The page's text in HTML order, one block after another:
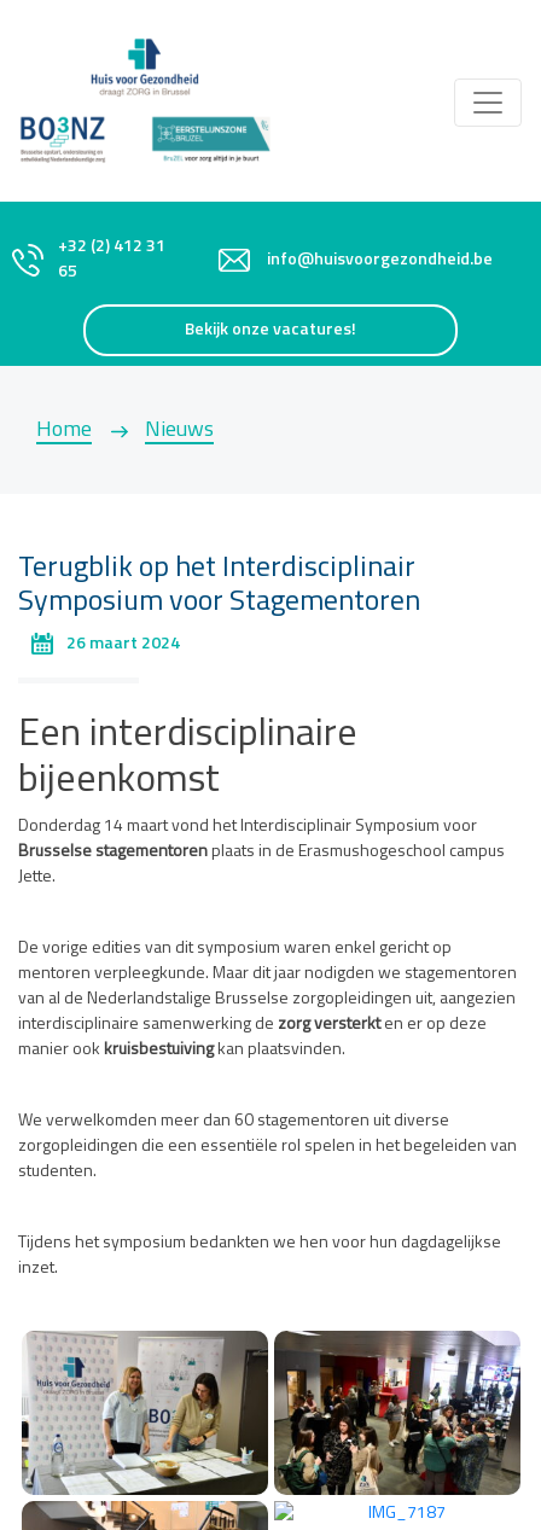
+32 (2) 412 31
65
info@huisvoorgezondheid.be
Bekijk onze vacatures!
Home Nieuws
Terugblik op het Interdisciplinair
Symposium voor Stagementoren
26 maart 2024
Een interdisciplinaire
bijeenkomst
Donderdag 14 maart vond het Interdisciplinair Symposium voor
Brusselse stagementoren plaats in de Erasmushogeschool campus
Jette.
De vorige edities van dit symposium waren enkel gericht op
mentoren verpleegkunde. Maar dit jaar nodigden we stagementoren
van al de Nederlandstalige Brusselse zorgopleidingen uit, aangezien
interdisciplinaire samenwerking de zorg versterkten er op deze
manier ook kruisbestuivingkan plaatsvinden.
We verwelkomden meer dan 60 stagementoren uit diverse
zorgopleidingen die een essentiële rol spelen in het begeleiden van
studenten.
Tijdens het symposium bedankten we hen voor hun dagdagelijkse
inzet.